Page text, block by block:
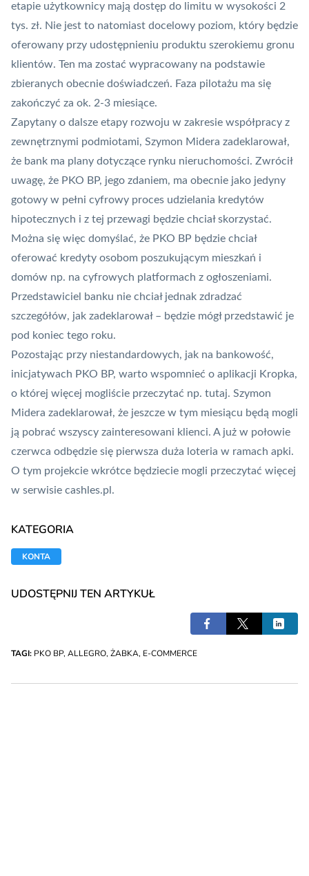
etapie użytkownicy mają dostęp do limitu w wysokości 2
tys. zł. Nie jest to natomiast docelowy poziom, który będzie
oferowany przy udostępnieniu produktu szerokiemu gronu
klientów. Ten ma zostać wypracowany na podstawie
zbieranych obecnie doświadczeń. Faza pilotażu ma się
zakończyć za ok. 2-3 miesiące.
Zapytany o dalsze etapy rozwoju w zakresie współpracy z
zewnętrznymi podmiotami, Szymon Midera zadeklarował,
że bank ma plany dotyczące rynku nieruchomości. Zwrócił
uwagę, że PKO BP, jego zdaniem, ma obecnie jako jedyny
gotowy w pełni cyfrowy proces udzielania kredytów
hipotecznych i z tej przewagi będzie chciał skorzystać.
Można się więc domyślać, że PKO BP będzie chciał
oferować kredyty osobom poszukującym mieszkań i
domów np. na cyfrowych platformach z ogłoszeniami.
Przedstawiciel banku nie chciał jednak zdradzać
szczegółów, jak zadeklarował – będzie mógł przedstawić je
pod koniec tego roku.
Pozostając przy niestandardowych, jak na bankowość,
inicjatywach PKO BP, warto wspomnieć o aplikacji Kropka,
o której więcej mogliście przeczytać np. tutaj. Szymon
Midera zadeklarował, że jeszcze w tym miesiącu będą mogli
ją pobrać wszyscy zainteresowani klienci. A już w połowie
czerwca odbędzie się pierwsza duża loteria w ramach apki.
O tym projekcie wkrótce będziecie mogli przeczytać więcej
w serwisie cashles.pl.
KATEGORIA
KONTA
UDOSTĘPNIJ TEN ARTYKUŁ
TAGI: PKO BP, ALLEGRO, ŻABKA, E-COMMERCE